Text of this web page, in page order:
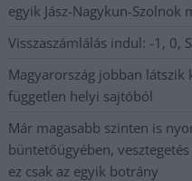
egyik Jász-Nagykun-Szolnok
Visszaszámlálás indul: -1, 0,
Magyarország jobban
független helyi sajtóból
Már magasabb szinten is
büntetőügyében,
ez csak az egyik botrány